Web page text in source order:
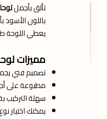
تألق بأجمل
باللون الأسود
يعطي اللوحة
مميزات
تصميم فني
مطبوعة على
سهلة التركيب
يمكنك اختيار